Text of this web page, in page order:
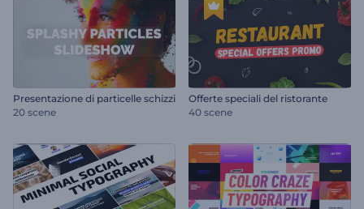
Presentazione di particelle schizzi
20 scene
Offerte speciali del ristorante
40 scene